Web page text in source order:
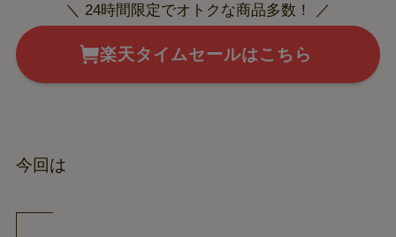
＼ 24時間限定でオトクな商品多数！ ／
楽天タイムセールはこちら
今回は